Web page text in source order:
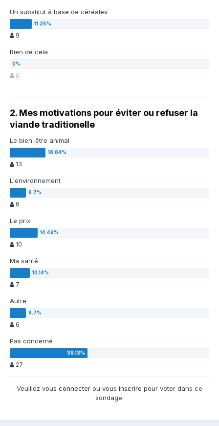
Un substitut à base de céréales
9
Rien de cela
0
2. Mes motivations pour éviter ou refuser la
viande traditionelle
Le bien-être animal
13
L'environnement
6
Le prix
10
Ma santé
7
Autre
6
Pas concerné
27
Veuillez vous connecter ou vous inscrire pour voter dans ce
sondage.